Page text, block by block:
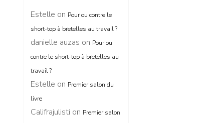
Estelle on Pour ou contre le
short-top à bretelles au travail ?
danielle auzas on Pour ou
contre le short-top à bretelles au
travail ?
Estelle on Premier salon du
livre
Califrajulisti on Premier salon